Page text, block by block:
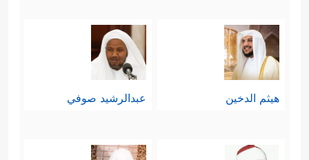
هيثم الدخين عبدالرشيد صوفي